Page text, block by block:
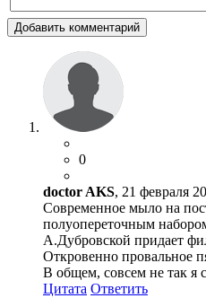
Добавить комментарий
0
doctor AKS, 21 февраля
Современное мыло на
полуопереточным
А.Дубровской придает
Откровенно провальное
В общем, совсем не так я
Цитата Ответить